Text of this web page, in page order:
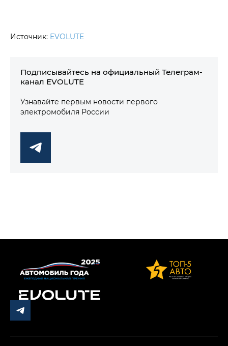
Источник: EVOLUTE
Подписывайтесь на официальный Телеграм-
канал EVOLUTE
Узнавайте первым новости первого
электромобиля России